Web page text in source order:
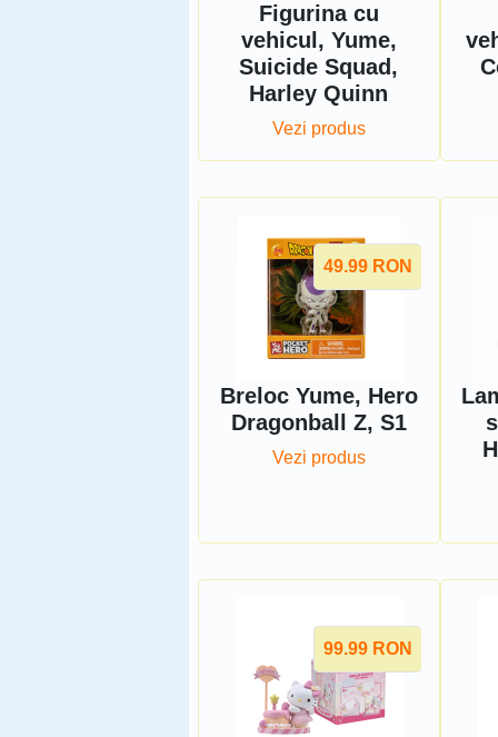
Figurina cu
vehicul, Yume,
Suicide Squad,
Harley Quinn
Vezi produs
49.99 RON
Breloc Yume, Hero
Dragonball Z, S1
Vezi produs
99.99 RON